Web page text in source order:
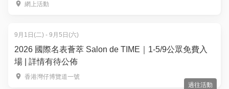
網上活動
9月1日(二) - 9月5日(六)
2026 國際名表薈萃 Salon de TIME｜1-5/9公眾免費入
場 | 詳情有待公佈
香港灣仔博覽道一號
過往活動